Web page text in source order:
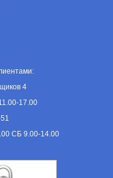
4
17.00
СБ 9.00-14.00